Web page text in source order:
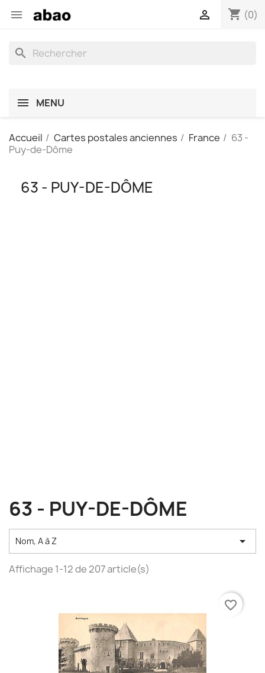
 shopping_cart (0)

search
MENU
Accueil Cartes postales anciennes France
63 -
Puy-de-Dôme
63 - PUY-DE-DÔME
63 - PUY-DE-DÔME
Nom, A à Z 
Affichage 1-12 de 207 article(s)
favorite_border